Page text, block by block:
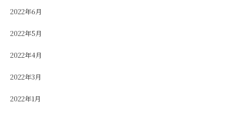
2022年6月
2022年5月
2022年4月
2022年3月
2022年1月